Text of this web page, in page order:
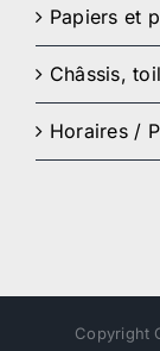
Papiers et
Châssis,
Horaires /
Copyright